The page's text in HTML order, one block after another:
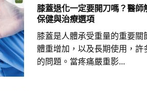
膝蓋退化一定要開刀嗎？醫
保健與治療選項
膝蓋是人體承受重量的重要關
體重增加，以及長期使用，許
的問題。當疼痛嚴重影...